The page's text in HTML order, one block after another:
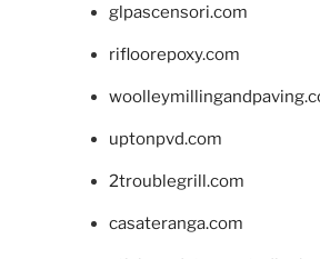
glpascensori.com
rifloorepoxy.com
uptonpvd.com
2troublegrill.com
casateranga.com